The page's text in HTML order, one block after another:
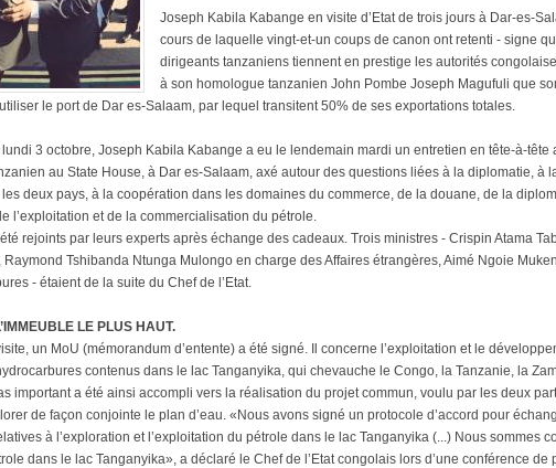
Joseph Kabila Kabange en visite d’Etat de trois jours à Dar-es-
cours de laquelle vingt-et-un coups de canon ont retenti - signe
dirigeants tanzaniens tiennent en prestige les autorités
à son homologue tanzanien John Pombe Joseph Magufuli que
le port de Dar es-Salaam, par lequel transitent 50% de ses exportations totales.
3 octobre, Joseph Kabila Kabange a eu le lendemain mardi un entretien en tête-à-tête
au State House, à Dar es-Salaam, axé autour des questions liées à la diplomatie, à
deux pays, à la coopération dans les domaines du commerce, de la douane, de la
l’exploitation et de la commercialisation du pétrole.
été rejoints par leurs experts après échange des cadeaux. Trois ministres - Crispin Atama
Raymond Tshibanda Ntunga Mulongo en charge des Affaires étrangères, Aimé Ngoie
- étaient de la suite du Chef de l’Etat.
LE PLUS HAUT.
un MoU (mémorandum d’entente) a été signé. Il concerne l’exploitation et le
contenus dans le lac Tanganyika, qui chevauche le Congo, la Tanzanie, la
important a été ainsi accompli vers la réalisation du projet commun, voulu par les deux
de façon conjointe le plan d’eau. «Nous avons signé un protocole d’accord pour
à l’exploration et l’exploitation du pétrole dans le lac Tanganyika (...) Nous sommes
dans le lac Tanganyika», a déclaré le Chef de l’Etat congolais lors d’une conférence de